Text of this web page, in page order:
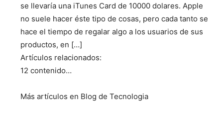
se llevaría una iTunes Card de 10000 dolares. Apple
no suele hacer éste tipo de cosas, pero cada tanto se
hace el tiempo de regalar algo a los usuarios de sus
productos, en […]
Artículos relacionados:
12 contenido…
Más artículos en Blog de Tecnologia